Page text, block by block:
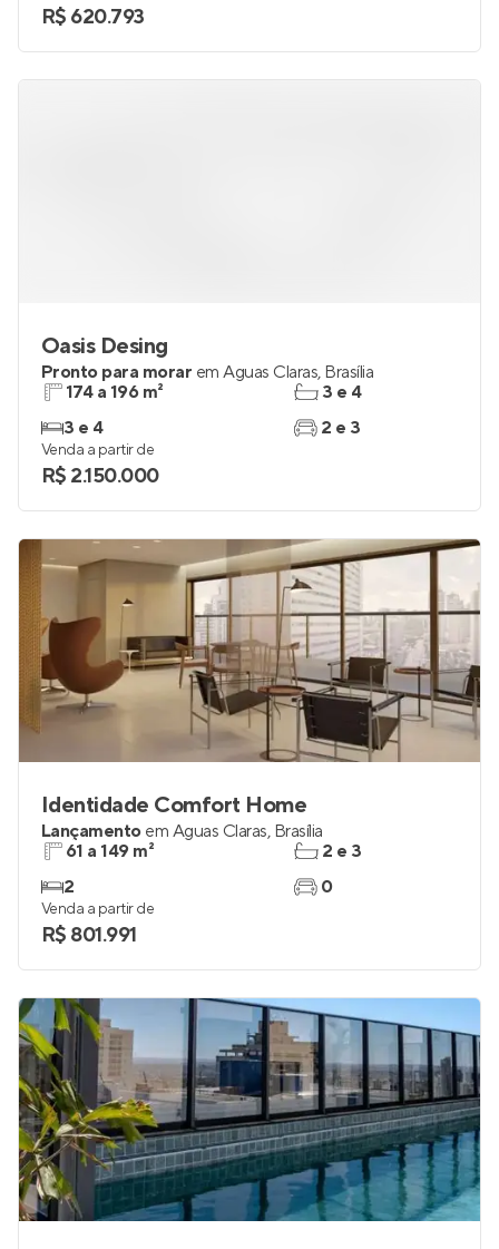
R$ 620.793
Oasis Desing
Pronto para morar em Águas Claras, Brasília
174 a 196 m²
3 e 4
3 e 4
2 e 3
Venda a partir de
R$ 2.150.000
Identidade Comfort Home
Lançamento em Águas Claras, Brasília
61 a 149 m²
2
2 e 3
0
Venda a partir de
R$ 801.991